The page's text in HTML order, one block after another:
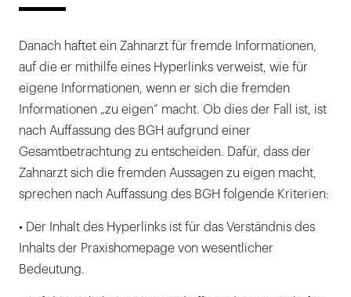
Danach haftet ein Zahnarzt für fremde Informationen,
auf die er mithilfe eines Hyperlinks verweist, wie für
eigene Informationen, wenn er sich die fremden
Informationen „zu eigen“ macht. Ob dies der Fall ist, ist
nach Auffassung des BGH aufgrund einer
Gesamtbetrachtung zu entscheiden. Dafür, dass der
Zahnarzt sich die fremden Aussagen zu eigen macht,
sprechen nach Auffassung des BGH folgende Kriterien:
• Der Inhalt des Hyperlinks ist für das Verständnis des
Inhalts der Praxishomepage von wesentlicher
Bedeutung.